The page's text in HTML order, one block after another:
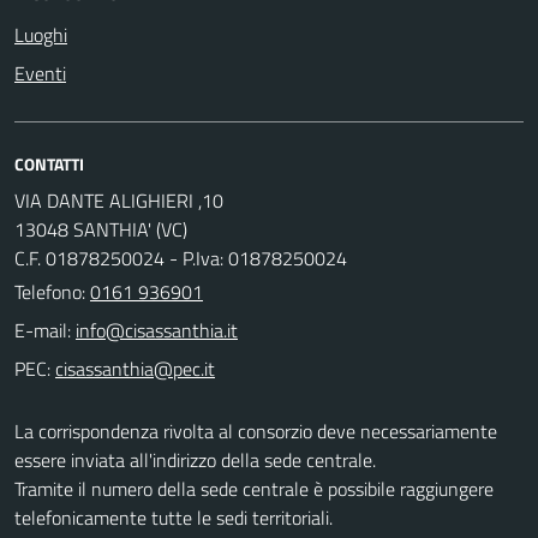
Luoghi
Eventi
CONTATTI
VIA DANTE ALIGHIERI ,10
13048 SANTHIA' (VC)
C.F. 01878250024 - P.Iva: 01878250024
Telefono:0161 936901
E-mail:
PEC:
La corrispondenza rivolta al consorzio deve necessariamente
essere inviata all'indirizzo della sede centrale.
Tramite il numero della sede centrale è possibile raggiungere
telefonicamente tutte le sedi territoriali.